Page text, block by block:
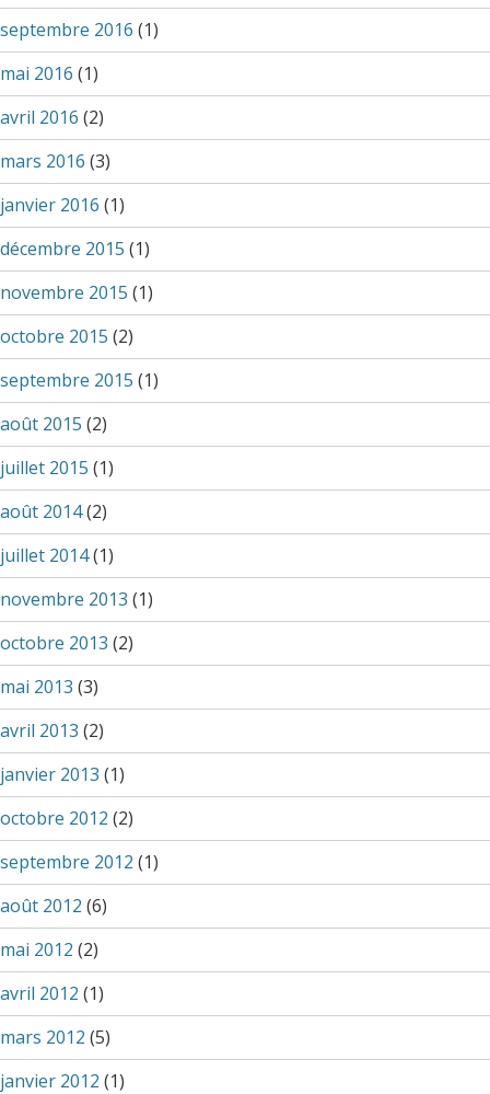
septembre 2016 (1)
mai 2016 (1)
avril 2016 (2)
mars 2016 (3)
janvier 2016 (1)
décembre 2015 (1)
novembre 2015 (1)
octobre 2015 (2)
septembre 2015 (1)
août 2015 (2)
juillet 2015 (1)
août 2014(2)
juillet 2014(1)
novembre 2013 (1)
octobre 2013 (2)
mai 2013 (3)
avril 2013 (2)
janvier 2013 (1)
octobre 2012 (2)
septembre 2012 (1)
août 2012 (6)
mai 2012 (2)
avril 2012 (1)
mars 2012 (5)
janvier 2012 (1)